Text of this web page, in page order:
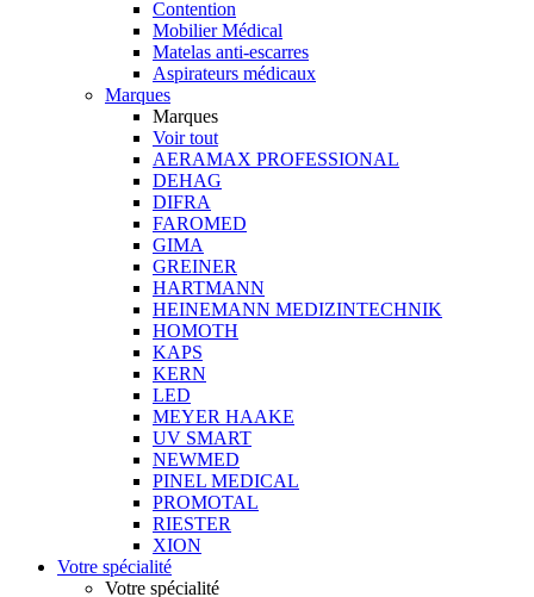
Contention
Mobilier Médical
Matelas anti-escarres
Aspirateurs médicaux
Marques
Marques
Voir tout
AERAMAX PROFESSIONAL
DEHAG
DIFRA
FAROMED
GIMA
GREINER
HARTMANN
HEINEMANN MEDIZINTECHNIK
HOMOTH
KAPS
KERN
LED
MEYER HAAKE
UV SMART
NEWMED
PINEL MEDICAL
PROMOTAL
RIESTER
XION
Votre spécialité
Votre spécialité